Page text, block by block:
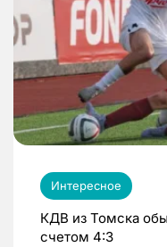
Интересное
КДВ из Томска
счетом 4:3